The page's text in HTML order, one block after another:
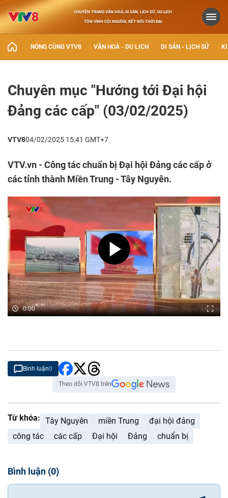
CHUYÊN TRANG VĂN HOÁ, DI SẢN, LỊCH SỬ, DU LỊCH
TÔN VINH CỘI NGUỒN, KẾT NỐI THỜI ĐẠI
NÓNG CÙNG VTV8 VĂN HOÁ - DU LỊCH DI SẢN - LỊCH SỬ
Chuyên mục "Hướng tới Đại hội
Đảng các cấp" (03/02/2025)
VTV804/02/2025 15:41 GMT+7
VTV.vn - Công tác chuẩn bị Đại hội Đảng các cấp ở
các tỉnh thành Miền Trung - Tây Nguyên.
0:00
Bình luận0
Theo dõi VTV8 trên
Từ khóa: Tây Nguyên miền Trung
đại hội đảng
công tác
các cấp Đại hội Đảng chuẩn bị
Bình luận (0)